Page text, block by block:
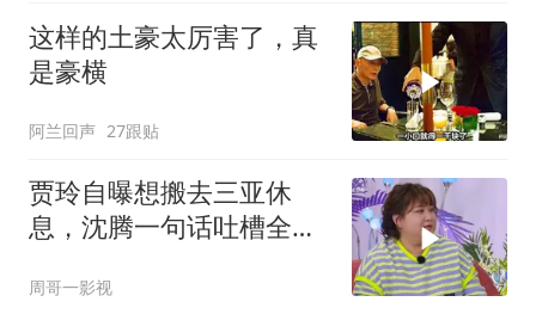
这样的土豪太厉害了，真
是豪横
阿兰回声 27跟贴
贾玲自曝想搬去三亚休
息，沈腾一句话吐槽全场
周哥一影视